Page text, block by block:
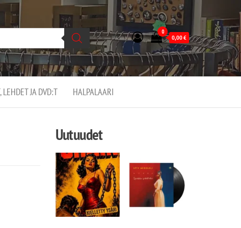
0
0,00€
LEHDET JA DVD:T HALPALAARI
Uutuudet